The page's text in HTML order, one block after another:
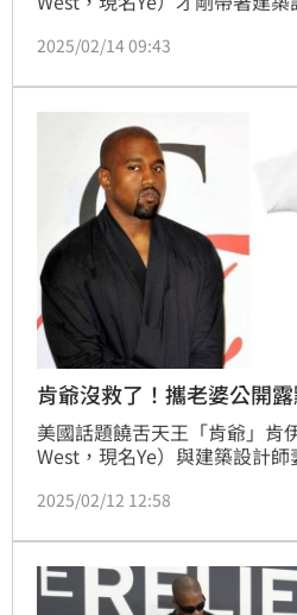
痛失6.6億元的日本演唱會合約
恤，遭痛批「令人作嘔」再嚇
投資商2500萬美元（約8.2億元
脫序行為損失高達14.8億元台幣
2025/02/14 09:43
肯爺沒救了！攜老婆公開
美國話題饒舌天王「肯爺」肯
West，現名Ye）與建築設計
露三點的透膚薄紗，嚇壞現場
台上罵泰勒絲、猶太人，更發
誌 T 恤，遭媒體與不少網友痛
「精神狀態堪憂」。
2025/02/12 12:58